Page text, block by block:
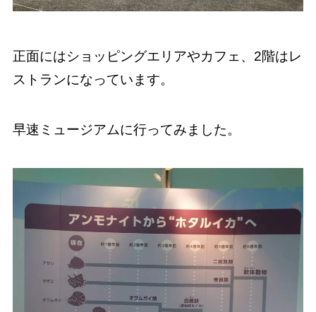
正面にはショッピングエリアやカフェ、2階はレ
ストランになっています。
早速ミュージアムに行ってみました。